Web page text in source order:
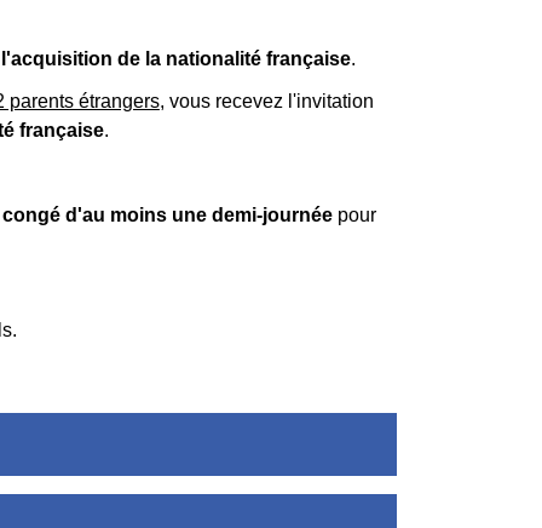
l'acquisition de la nationalité française.
parents étrangers, vous recevez l'invitation
française.
congé d'au moins une demi-journéepour